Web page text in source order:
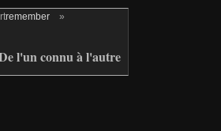
remember »
l'un connu à l'autre